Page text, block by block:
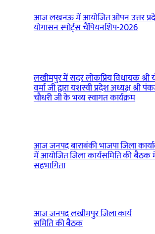
आज लखनऊ में आयोजित ओपन उत्तर
योगासन स्पोर्ट्स चैंपियनशिप-2026
लखीमपुर में सदर लोकप्रिय विधायक श्री
वर्मा जी द्वारा यशस्वी प्रदेश अध्यक्ष श्री
चौधरी जी के भव्य स्वागत कार्यक्रम
आज जनपद बाराबंकी भाजपा जिला
में आयोजित जिला कार्यसमिति की बैठक
सहभागिता
आज जनपद लखीमपुर जिला कार्य
समिति की बैठक